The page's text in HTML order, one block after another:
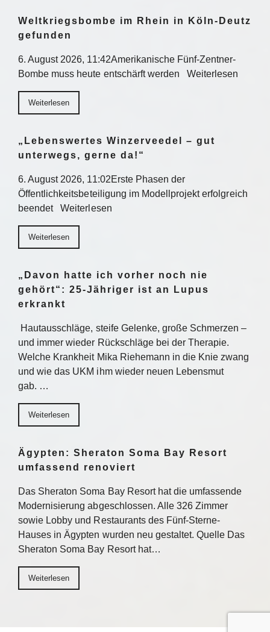
Weltkriegsbombe im Rhein in Köln-Deutz
gefunden
6. August 2026, 11:42Amerikanische Fünf-Zentner-
Bombe muss heute entschärft werden Weiterlesen
Weiterlesen
„Lebenswertes Winzerveedel – gut
unterwegs, gerne da!“
6. August 2026, 11:02Erste Phasen der
Öffentlichkeitsbeteiligung im Modellprojekt erfolgreich
beendet Weiterlesen
Weiterlesen
„Davon hatte ich vorher noch nie
gehört“: 25-Jähriger ist an Lupus
erkrankt
Hautausschläge, steife Gelenke, große Schmerzen –
und immer wieder Rückschläge bei der Therapie.
Welche Krankheit Mika Riehemann in die Knie zwang
und wie das UKM ihm wieder neuen Lebensmut
gab. …
Weiterlesen
Ägypten: Sheraton Soma Bay Resort
umfassend renoviert
Das Sheraton Soma Bay Resort hat die umfassende
Modernisierung abgeschlossen. Alle 326 Zimmer
sowie Lobby und Restaurants des Fünf-Sterne-
Hauses in Ägypten wurden neu gestaltet. Quelle Das
Sheraton Soma Bay Resort hat…
Weiterlesen